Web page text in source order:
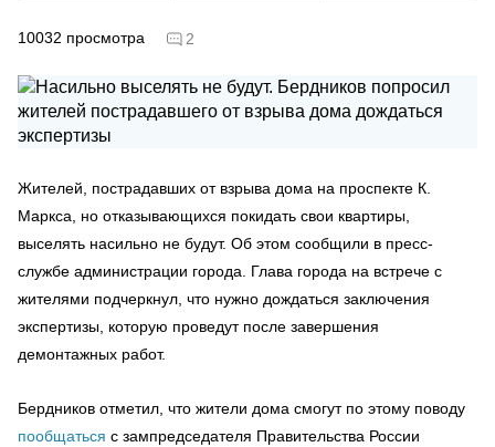
10032 просмотра 2
Жителей, пострадавших от взрыва дома на проспекте К.
Маркса, но отказывающихся покидать свои квартиры,
выселять насильно не будут. Об этом сообщили в пресс-
службе администрации города. Глава города на встрече с
жителями подчеркнул, что нужно дождаться заключения
экспертизы, которую проведут после завершения
демонтажных работ.
Бердников отметил, что жители дома смогут по этому поводу
пообщаться с зампредседателя Правительства России